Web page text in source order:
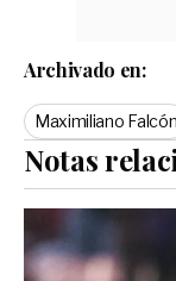
Archivado en:
Maximiliano Falcón
Notas